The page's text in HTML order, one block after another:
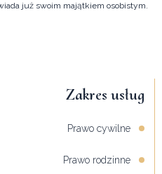
już swoim majątkiem osobistym.
Zakres usług
Prawo cywilne
Prawo rodzinne